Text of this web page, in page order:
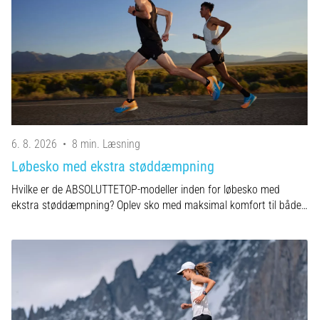
og
hvordan
udføres
de?
I
praksis
shuttle
run-
testen
den
6. 8. 2026 • 8 min. Læsning
Løbesko med ekstra støddæmpning
Hvilke er de ABSOLUTTETOP-modeller inden for løbesko med
ekstra støddæmpning? Oplev sko med maksimal komfort til både…